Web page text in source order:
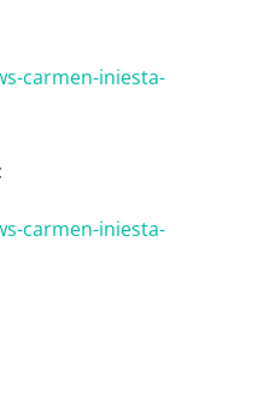
carmen-iniesta-
carmen-iniesta-